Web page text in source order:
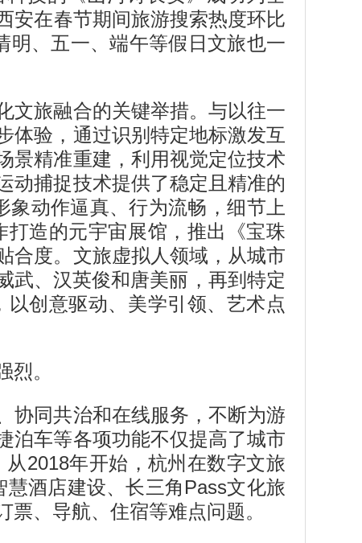
安在春节期间旅游搜索热度环比
明、五一、端午等假日文旅也一
文旅融合的关键举措。与以往一
体验，通过识别特定地标激发互
景精准重建，利用视觉定位技术
动捕捉技术提供了稳定且精准的
动作逼真、行为流畅，细节上
造的元宇宙展馆，推出《宝珠
合度。文旅虚拟人领域，从城市
武、汉英俊和唐美丽，再到特定
创意驱动、美学引领、艺术点
。
协同共治和在线服务，不断为游
泊车等各项功能不仅提高了城市
2018年开始，杭州在数字文旅
慧酒店建设、长三角Pass文化旅
、导航、住宿等难点问题。